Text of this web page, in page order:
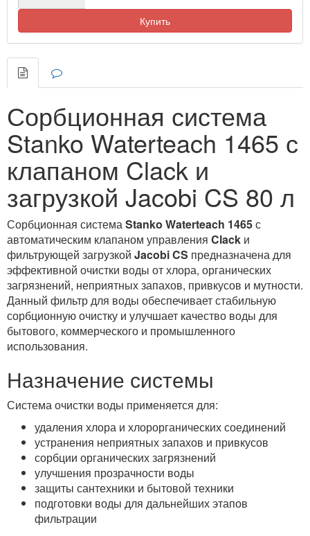
Купить
Сорбционная система
Stanko Waterteach 1465 с
клапаном Clack и
загрузкой Jacobi CS 80 л
Сорбционная системаStanko Waterteach 1465с
автоматическим клапаном управления Clack и
фильтрующей загрузкой Jacobi CS предназначена для
эффективной очистки воды от хлора, органических
загрязнений, неприятных запахов, привкусов и мутности.
Данный фильтр для воды обеспечивает стабильную
сорбционную очистку и улучшает качество воды для
бытового, коммерческого и промышленного
использования.
Назначение системы
Система очистки воды применяется для:
удаления хлора и хлорорганических соединений
устранения неприятных запахов и привкусов
сорбции органических загрязнений
улучшения прозрачности воды
защиты сантехники и бытовой техники
подготовки воды для дальнейших этапов
фильтрации